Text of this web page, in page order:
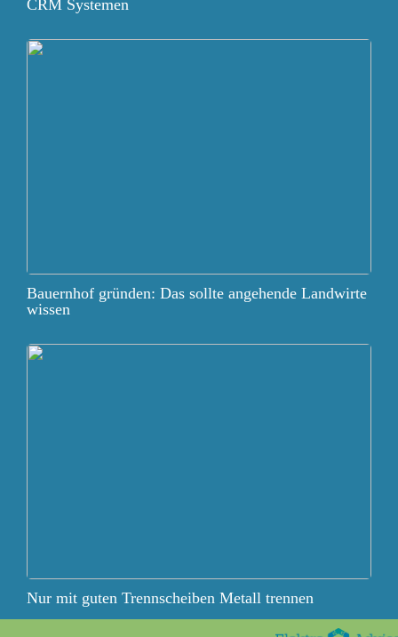
CRM Systemen
Bauernhof gründen: Das sollte angehende Landwirte
wissen
Nur mit guten Trennscheiben Metall trennen